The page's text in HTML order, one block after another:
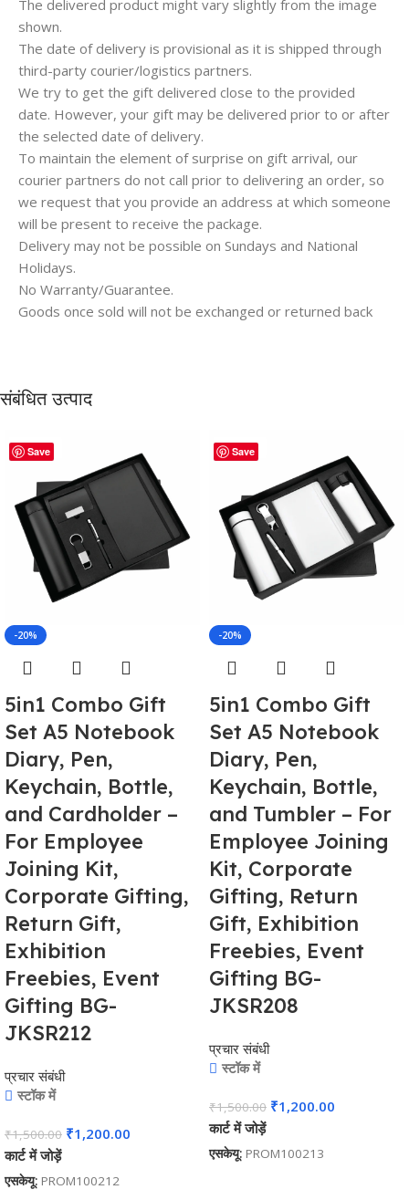
The delivered product might vary slightly from the image
shown.
The date of delivery is provisional as it is shipped through
third-party courier/logistics partners.
We try to get the gift delivered close to the provided
date. However, your gift may be delivered prior to or after
the selected date of delivery.
To maintain the element of surprise on gift arrival, our
courier partners do not call prior to delivering an order, so
we request that you provide an address at which someone
will be present to receive the package.
Delivery may not be possible on Sundays and National
Holidays.
No Warranty/Guarantee.
Goods once sold will not be exchanged or returned back
संबंधित उत्पाद
Save
-20%
5in1 Combo Gift
Set A5 Notebook
Diary, Pen,
Keychain, Bottle,
and Cardholder –
For Employee
Joining Kit,
Corporate Gifting,
Return Gift,
Exhibition
Freebies, Event
Gifting BG-
JKSR212
प्रचार संबंधी
स्टॉक में
₹1,500.00 ₹1,200.00
कार्ट में जोड़ें
एसकेयू: PROM100212
Save
-20%
5in1 Combo Gift
Set A5 Notebook
Diary, Pen,
Keychain, Bottle,
and Tumbler – For
Employee Joining
Kit, Corporate
Gifting, Return
Gift, Exhibition
Freebies, Event
Gifting BG-
JKSR208
प्रचार संबंधी
स्टॉक में
₹1,500.00 ₹1,200.00
कार्ट में जोड़ें
एसकेयू: PROM100213